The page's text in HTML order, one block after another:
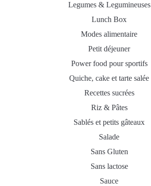
Legumes & Legumineuses
Lunch Box
Modes alimentaire
Petit déjeuner
Power food pour sportifs
Quiche, cake et tarte salée
Recettes sucrées
Riz & Pâtes
Sablés et petits gâteaux
Salade
Sans Gluten
Sans lactose
Sauce